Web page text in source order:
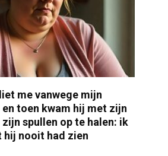
me vanwege mijn
toen kwam hij met zijn
spullen op te halen: ik
hij nooit had zien